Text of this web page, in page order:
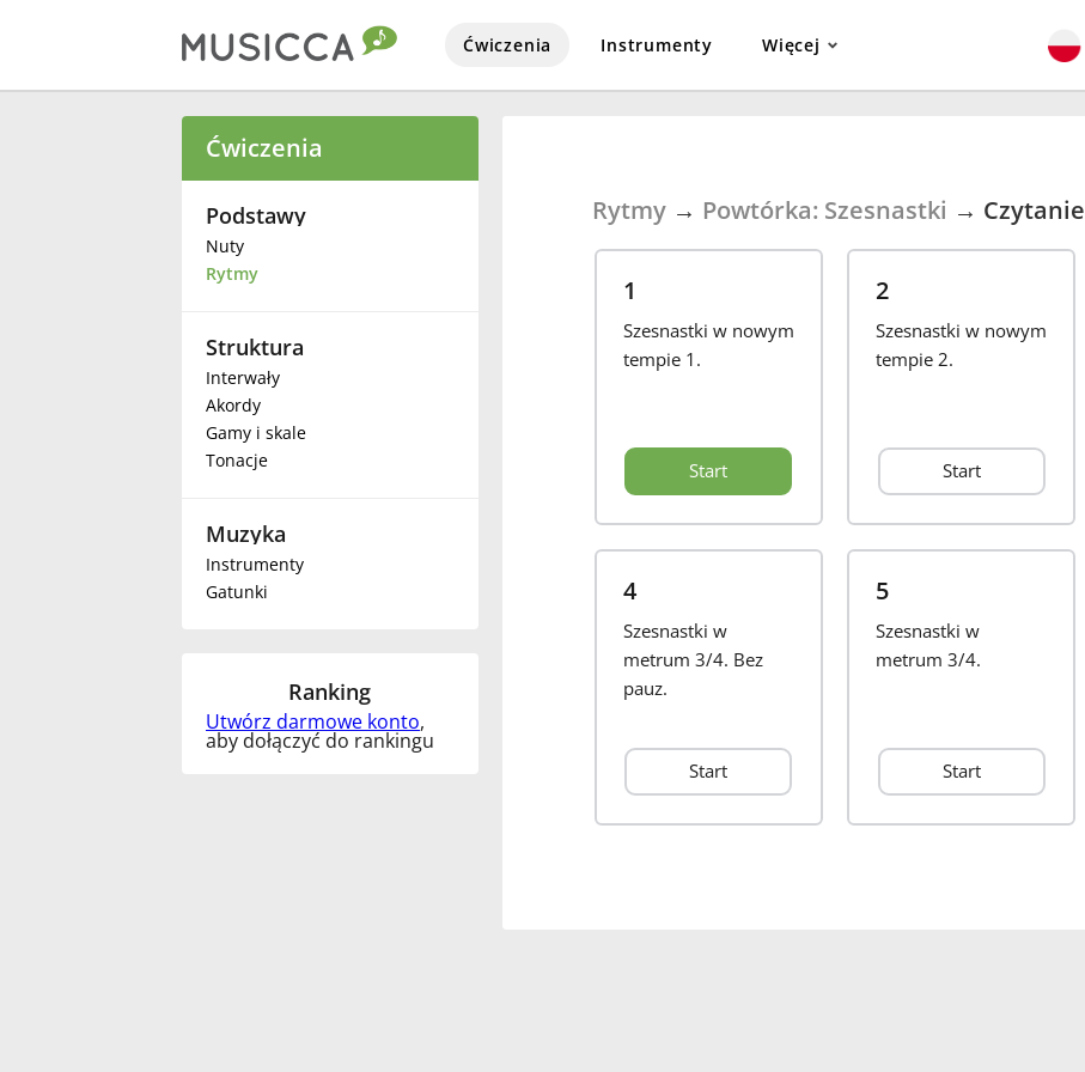
Ćwiczenia Instrumenty Więcej
Dansk
Deutsch
English
Français
हिन्दी
Ćwiczenia
Podstawy
Nuty
Rytmy
Struktura
Interwały
Akordy
Gamy i skale
Tonacje
Muzyka
Instrumenty
Gatunki
Ranking
Utwórz darmowe konto,
aby dołączyć do rankingu
Rytmy→ Powtórka: Szesnastki → Czytanie
1
Szesnastki w nowym
tempie 1.
Start
2
Szesnastki w nowym
tempie 2.
Start
4
Szesnastki w
metrum 3/4. Bez
pauz.
Start
5
Szesnastki w
metrum 3/4.
Start